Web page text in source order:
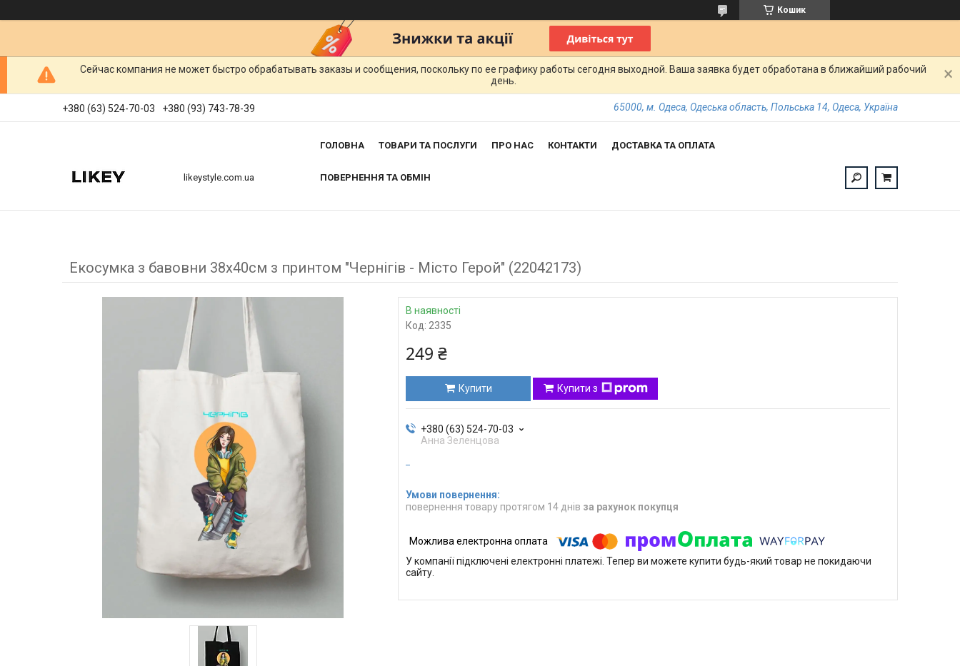
Кошик
Сейчас компания не может быстро обрабатывать заказы и сообщения, поскольку по ее графику работы сегодня выходной. Ваша заявка будет обработана в ближайший рабочий
день.
+380 (63) 524-70-03 +380 (93) 743-78-39 65000, м. Одеса, Одеська область, Польська 14, Одеса, Україна
likeystyle.com.ua
ГОЛОВНА ТОВАРИ ТА ПОСЛУГИ ПРО НАС КОНТАКТИ ДОСТАВКА ТА ОПЛАТА
ПОВЕРНЕННЯ ТА ОБМІН
Екосумка з бавовни 38х40см з принтом "Чернігів - Місто Герой" (22042173)
В наявності
Код: 2335
249 ₴
Купити Купити з
+380 (63) 524-70-03
Анна Зеленцова
повернення товару протягом 14 днів за рахунок покупця
У компанії підключені електронні платежі. Тепер ви можете купити будь-який товар не покидаючи
сайту.